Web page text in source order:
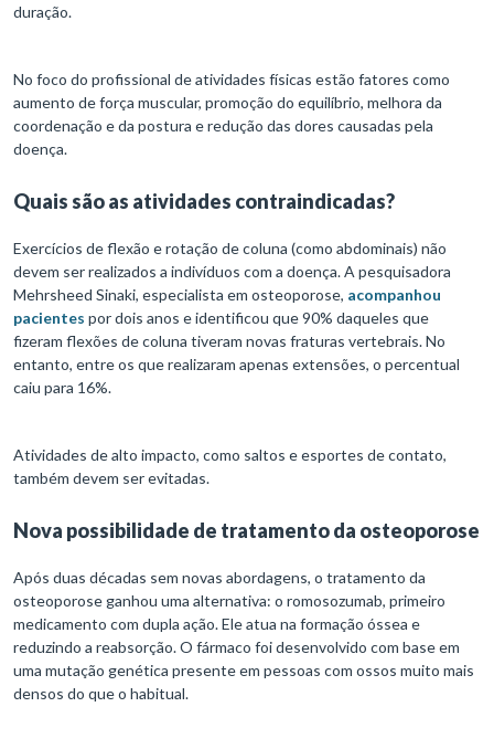
duração.
No foco do profissional de atividades físicas estão fatores como
aumento de força muscular, promoção do equilíbrio, melhora da
coordenação e da postura e redução das dores causadas pela
doença.
Quais são as atividades contraindicadas?
Exercícios de flexão e rotação de coluna (como abdominais) não
devem ser realizados a indivíduos com a doença. A pesquisadora
Mehrsheed Sinaki, especialista em osteoporose, acompanhou
pacientes por dois anos e identificou que 90% daqueles que
fizeram flexões de coluna tiveram novas fraturas vertebrais. No
entanto, entre os que realizaram apenas extensões, o percentual
caiu para 16%.
Atividades de alto impacto, como saltos e esportes de contato,
também devem ser evitadas.
Nova possibilidade de tratamento da osteoporose
Após duas décadas sem novas abordagens, o tratamento da
osteoporose ganhou uma alternativa: o romosozumab, primeiro
medicamento com dupla ação. Ele atua na formação óssea e
reduzindo a reabsorção. O fármaco foi desenvolvido com base em
uma mutação genética presente em pessoas com ossos muito mais
densos do que o habitual.